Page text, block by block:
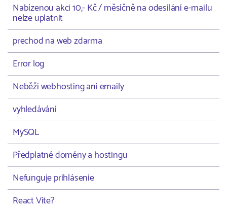
Nabízenou akci 10,- Kč / měsíčně na odesílání e-mailu
nelze uplatnit
prechod na web zdarma
Error log
Neběží webhosting ani emaily
vyhledávání
MySQL
Předplatné domény a hostingu
Nefunguje prihlásenie
React Vite?